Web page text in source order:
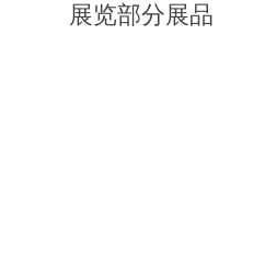
展览部分展品